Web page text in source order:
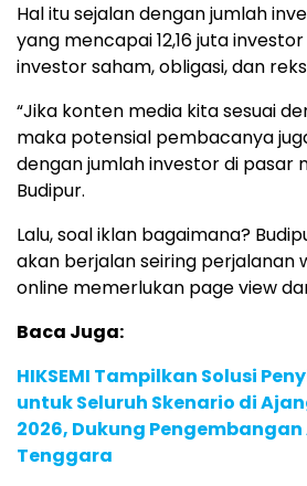
Hal itu sejalan dengan jumlah
yang mencapai 12,16 juta
investor saham, obligasi, dan
“Jika konten media kita sesuai
maka potensial pembacanya
dengan jumlah investor di pasar
Budipur.
Lalu, soal iklan bagaimana?
akan berjalan seiring perjalanan
online memerlukan page view
Baca Juga:
HIKSEMI Tampilkan Solusi
untuk Seluruh Skenario di
2026, Dukung Pengembangan
Tenggara